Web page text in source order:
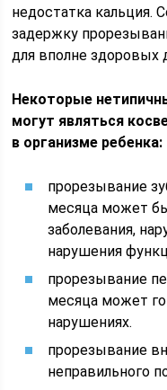
недостатка кальция.
задержку
для вполне здоровых
Некоторые
могут являться
в организме ребенка:
прорезывание
месяца может
заболевания,
нарушения
прорезывание
месяца может
нарушениях.
прорезывание
неправильного